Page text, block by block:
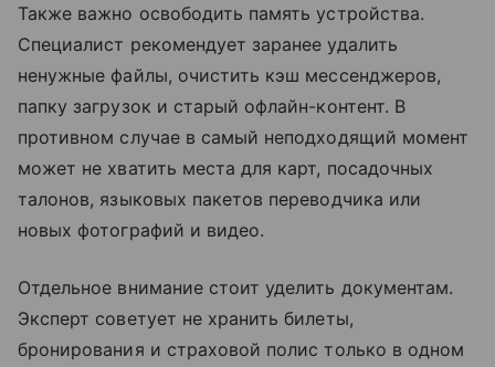
Также важно освободить память устройства.
Специалист рекомендует заранее удалить
ненужные файлы, очистить кэш мессенджеров,
папку загрузок и старый офлайн-контент. В
противном случае в самый неподходящий момент
может не хватить места для карт, посадочных
талонов, языковых пакетов переводчика или
новых фотографий и видео.
Отдельное внимание стоит уделить документам.
Эксперт советует не хранить билеты,
бронирования и страховой полис только в одном